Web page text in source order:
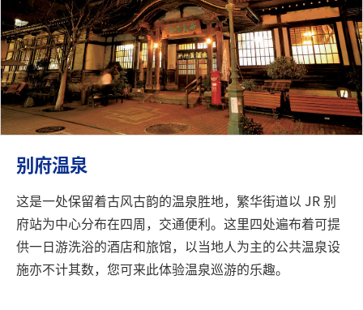
别府温泉
这是一处保留着古风古韵的温泉胜地，繁华街道以 JR 别
府站为中心分布在四周，交通便利。这里四处遍布着可提
供一日游洗浴的酒店和旅馆，以当地人为主的公共温泉设
施亦不计其数，您可来此体验温泉巡游的乐趣。